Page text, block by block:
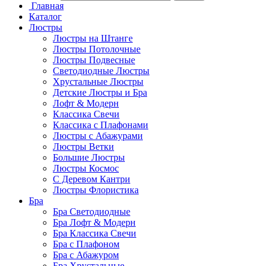
Главная
Каталог
Люстры
Люстры на Штанге
Люстры Потолочные
Люстры Подвесные
Светодиодные Люстры
Хрустальные Люстры
Детские Люстры и Бра
Лофт & Модерн
Классика Свечи
Классика с Плафонами
Люстры с Абажурами
Люстры Ветки
Большие Люстры
Люстры Космос
С Деревом Кантри
Люстры Флористика
Бра
Бра Светодиодные
Бра Лофт & Модерн
Бра Классика Свечи
Бра с Плафоном
Бра с Абажуром